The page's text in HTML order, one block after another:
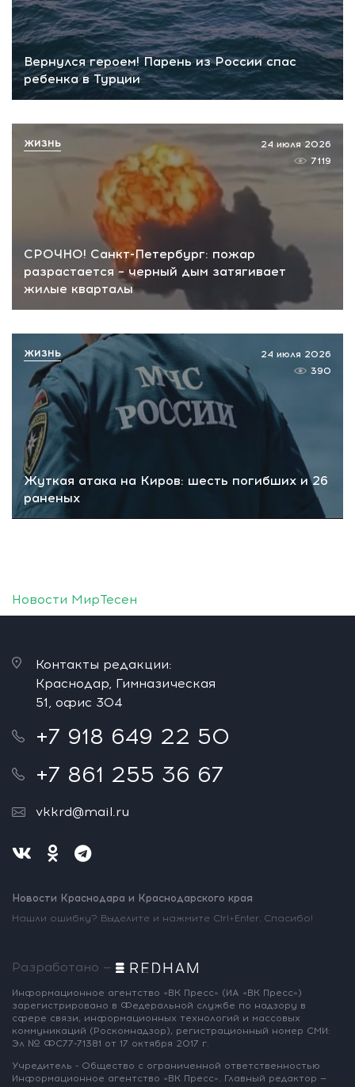
Вернулся героем! Парень из России спас
ребенка в Турции
СРОЧНО! Санкт-Петербург: пожар
разрастается – черный дым затягивает
жилые кварталы
24 июля 2026
7119
ЖИЗНЬ
Жуткая атака на Киров: шесть погибших и 26
раненых
24 июля 2026
390
ЖИЗНЬ
Новости МирТесен
Контакты редакции:
Краснодар, Гимназическая
51, офис 304
+7 918 649 22 50
+7 861 255 36 67
vkkrd@mail.ru
Новости Краснодара и Краснодарского края
Нашли ошибку? Выделите и нажмите Ctrl+Enter. Спасибо!
Разработано —
Информационное агентство «ВК Пресс» (ИА «ВК Пресс»)
зарегистрировано в Федеральной службе по надзору в
сфере связи, информационных технологий и массовых
коммуникаций (Роскомнадзор), регистрационный номер СМИ:
Эл № ФС77-71381 от 17 октября 2017 г.
Учредитель - Общество с ограниченной ответственностью
Информационное агентство «ВК Пресс». Главный редактор —